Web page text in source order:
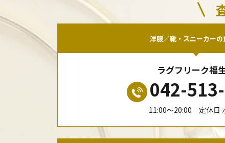
洋服／靴・スニーカーの
ラグフリーク福
042-
11:00〜20:00 定休日